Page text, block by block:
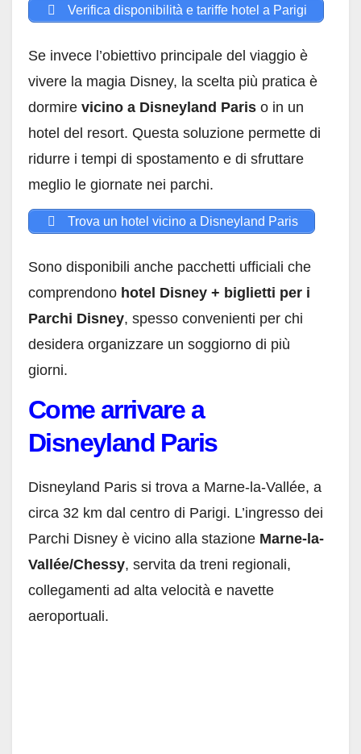
Verifica disponibilità e tariffe hotel a Parigi
Se invece l’obiettivo principale del viaggio è
vivere la magia Disney, la scelta più pratica è
dormire vicino a Disneyland Paris o in un
hotel del resort. Questa soluzione permette di
ridurre i tempi di spostamento e di sfruttare
meglio le giornate nei parchi.
Trova un hotel vicino a Disneyland Paris
Sono disponibili anche pacchetti ufficiali che
comprendono hotel Disney + biglietti per i
Parchi Disney, spesso convenienti per chi
desidera organizzare un soggiorno di più
giorni.
Come arrivare a
Disneyland Paris
Disneyland Paris si trova a Marne-la-Vallée, a
circa 32 km dal centro di Parigi. L’ingresso dei
Parchi Disney è vicino alla stazione Marne-la-
Vallée/Chessy, servita da treni regionali,
collegamenti ad alta velocità e navette
aeroportuali.